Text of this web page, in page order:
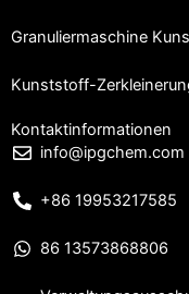
Granuliermaschine
Kunststoff-
Kontaktinformationen
info@ipgchem.com
+86 19953217585
86 13573868806